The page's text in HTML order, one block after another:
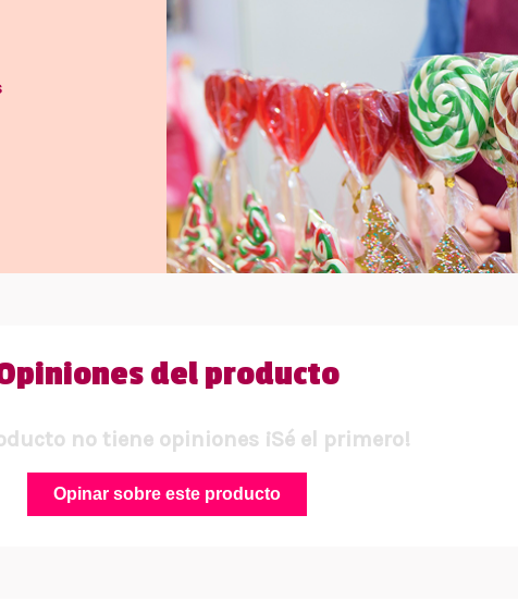
del producto
no tiene opiniones ¡Sé el primero!
Opinar sobre este producto